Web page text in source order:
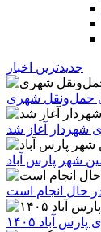
جدیدترین اخبار
حمل‌ونقل شهری
شهردار آغاز شد
شهر پارس آباد
حال انجام است
آباد ۱۴۰۵